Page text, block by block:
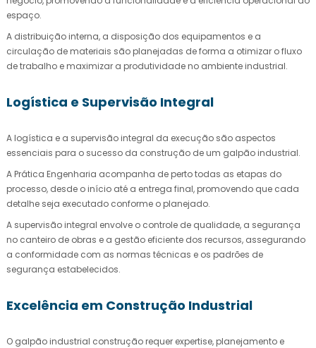
espaço.
A distribuição interna, a disposição dos equipamentos e a
circulação de materiais são planejadas de forma a otimizar o fluxo
de trabalho e maximizar a produtividade no ambiente industrial.
Logística e Supervisão Integral
A logística e a supervisão integral da execução são aspectos
essenciais para o sucesso da construção de um galpão industrial.
A Prática Engenharia acompanha de perto todas as etapas do
processo, desde o início até a entrega final, promovendo que cada
detalhe seja executado conforme o planejado.
A supervisão integral envolve o controle de qualidade, a segurança
no canteiro de obras e a gestão eficiente dos recursos, assegurando
a conformidade com as normas técnicas e os padrões de
segurança estabelecidos.
Excelência em Construção Industrial
O galpão industrial construção requer expertise, planejamento e